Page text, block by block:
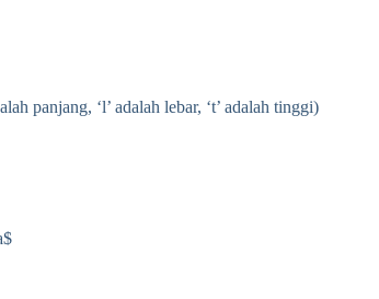
panjang, ‘l’ adalah lebar, ‘t’ adalah tinggi)